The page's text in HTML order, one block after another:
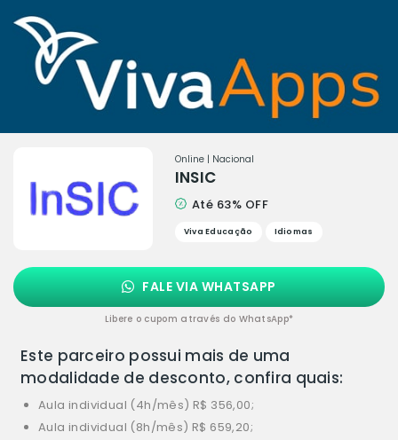
Online | Nacional
INSIC
Até 63% OFF
Viva Educação Idiomas
FALE VIA WHATSAPP
Libere o cupom através do WhatsApp*
Este parceiro possui mais de uma
modalidade de desconto, confira quais:
Aula individual (4h/mês) R$ 356,00;
Aula individual (8h/mês) R$ 659,20;